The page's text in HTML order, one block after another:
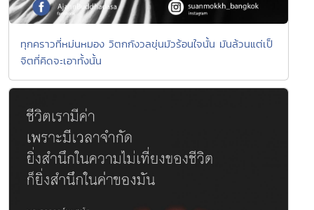
ทุกคราวที่หม่นหมอง วิตกกังวลขุ่นมัวร้อนใจนั้น มันล้วนแต่เป็
จิตที่คิดจะเอาทั้งนั้น